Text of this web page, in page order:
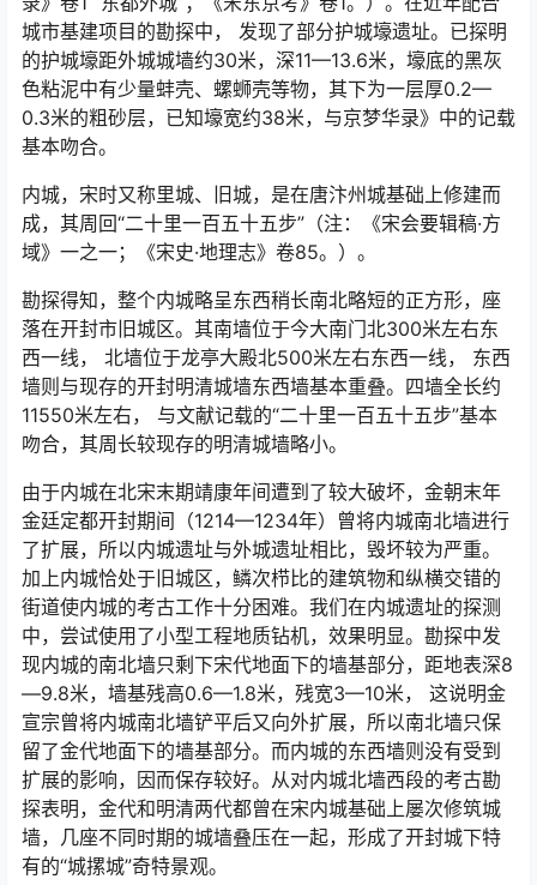
城市基建项目的勘探中， 发现了部分护城壕遗址。已探明
的护城壕距外城城墙约30米，深11—13.6米，壕底的黑灰
色粘泥中有少量蚌壳、螺蛳壳等物，其下为一层厚0.2—
0.3米的粗砂层，已知壕宽约38米，与京梦华录》中的记载
基本吻合。
内城，宋时又称里城、旧城，是在唐汴州城基础上修建而
成，其周回“二十里一百五十五步”（注：《宋会要辑稿·方
域》一之一；《宋史·地理志》卷85。）。
勘探得知，整个内城略呈东西稍长南北略短的正方形，座
落在开封市旧城区。其南墙位于今大南门北300米左右东
西一线， 北墙位于龙亭大殿北500米左右东西一线， 东西
墙则与现存的开封明清城墙东西墙基本重叠。四墙全长约
11550米左右， 与文献记载的“二十里一百五十五步”基本
吻合，其周长较现存的明清城墙略小。
由于内城在北宋末期靖康年间遭到了较大破坏，金朝末年
金廷定都开封期间（1214—1234年）曾将内城南北墙进行
了扩展，所以内城遗址与外城遗址相比，毁坏较为严重。
加上内城恰处于旧城区，鳞次栉比的建筑物和纵横交错的
街道使内城的考古工作十分困难。我们在内城遗址的探测
中，尝试使用了小型工程地质钻机，效果明显。勘探中发
现内城的南北墙只剩下宋代地面下的墙基部分，距地表深8
—9.8米，墙基残高0.6—1.8米，残宽3—10米， 这说明金
宣宗曾将内城南北墙铲平后又向外扩展，所以南北墙只保
留了金代地面下的墙基部分。而内城的东西墙则没有受到
扩展的影响，因而保存较好。从对内城北墙西段的考古勘
探表明，金代和明清两代都曾在宋内城基础上屡次修筑城
墙，几座不同时期的城墙叠压在一起，形成了开封城下特
有的“城摞城”奇特景观。